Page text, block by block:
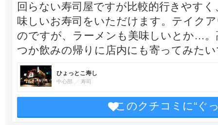
回らない寿司屋ですが比較的行きやす
味しいお寿司をいただけます。テイク
のですが、ラーメンも美味しいとか…
つか飲みの帰りに店内にも寄ってみた
ひょっとこ寿し
中心部 寿司
このクチコミに“ぐ